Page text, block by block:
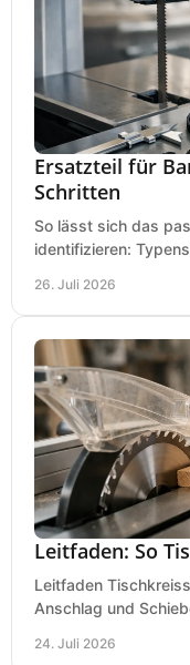
Ersatzteil für
Schritten
So lässt sich das
identifizieren:
26. Juli 2026
Leitfaden: So
Leitfaden
Anschlag und
24. Juli 2026